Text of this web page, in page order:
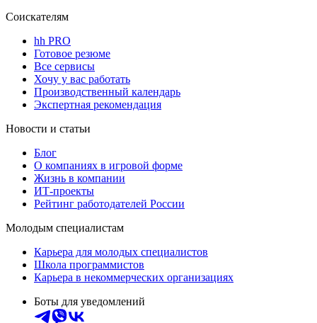
Соискателям
hh PRO
Готовое резюме
Все сервисы
Хочу у вас работать
Производственный календарь
Экспертная рекомендация
Новости и статьи
Блог
О компаниях в игровой форме
Жизнь в компании
ИТ-проекты
Рейтинг работодателей России
Молодым специалистам
Карьера для молодых специалистов
Школа программистов
Карьера в некоммерческих организациях
Боты для уведомлений